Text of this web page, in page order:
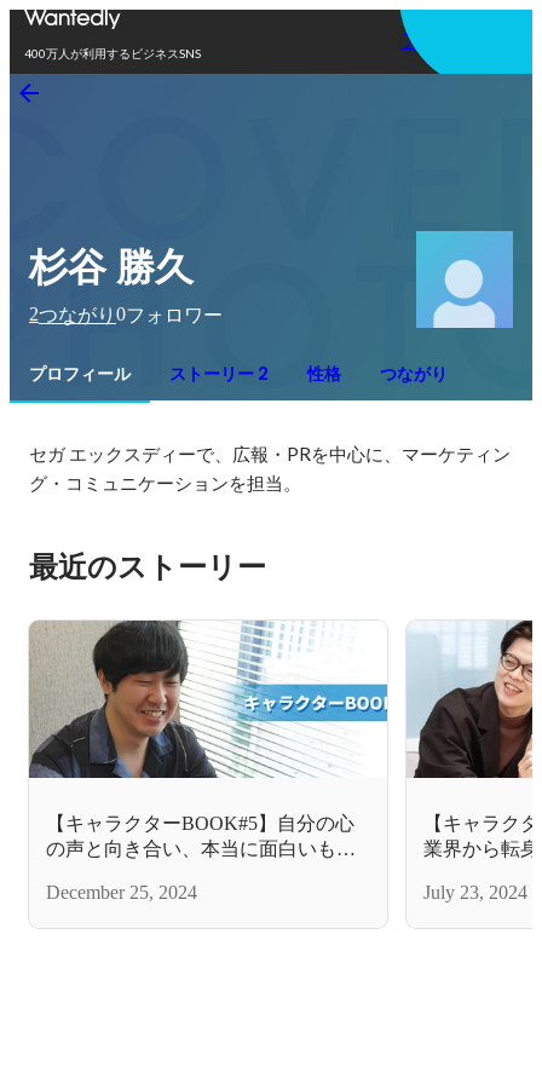
400万人が利用するビジネスSNS
アプリを使う
杉谷 勝久
2つながり 0フォロワー
プロフィール ストーリー 2 性格 つながり
セガ エックスディーで、広報・PRを中心に、マーケティン
グ・コミュニケーションを担当。
最近のストーリー
【キャラクターBOOK#5】自分の心
の声と向き合い、本当に面白いもの
December 25, 2024
【キャラク
業界から転
July 23, 2024